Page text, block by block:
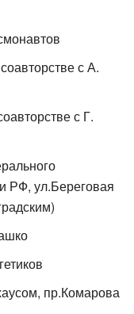
с А.
с Г.
РФ, ул.Береговая
пр.Комарова